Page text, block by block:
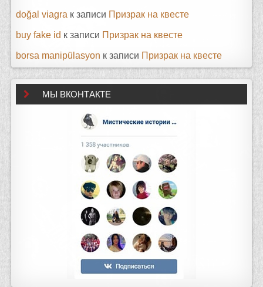
doğal viagra к записи Призрак на квесте
buy fake id к записи Призрак на квесте
borsa manipülasyon к записи Призрак на квесте
МЫ ВКОНТАКТЕ